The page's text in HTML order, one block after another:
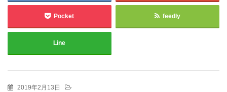
Pocket feedly
Line
2019年2月13日